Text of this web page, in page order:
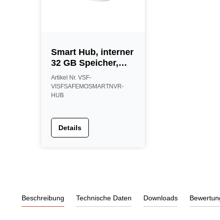
Smart Hub, interner
32 GB Speicher,
IP65, weiß
Artikel Nr. VSF-
VISFSAFEMOSMARTNVR-
HUB
Details
Beschreibung Technische Daten Downloads